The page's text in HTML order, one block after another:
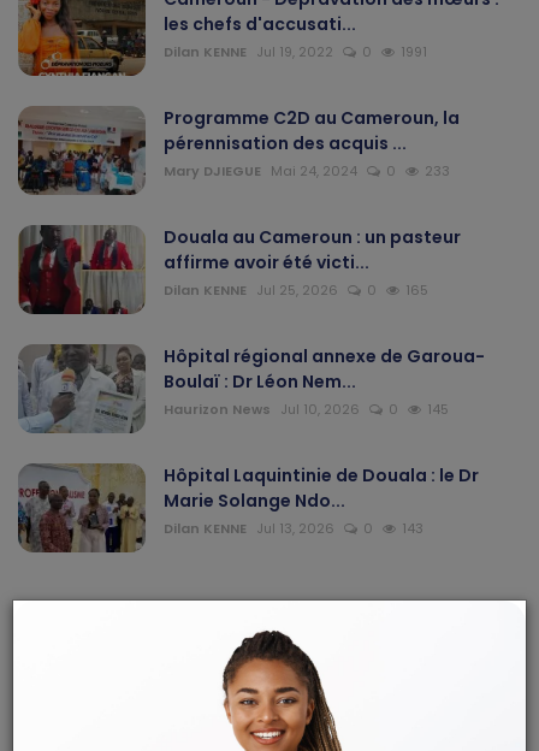
Nécrologie
Éditorial
Langue
English Francais
les chefs d'accusati...
Dilan KENNE Jul 19, 2022 0 1991
Programme C2D au Cameroun, la
pérennisation des acquis ...
Mary DJIEGUE Mai 24, 2024 0 233
Douala au Cameroun : un pasteur
affirme avoir été victi...
Dilan KENNE Jul 25, 2026 0 165
Hôpital régional annexe de Garoua-
Boulaï : Dr Léon Nem...
Haurizon News Jul 10, 2026 0 145
Hôpital Laquintinie de Douala : le Dr
Marie Solange Ndo...
Dilan KENNE Jul 13, 2026 0 143